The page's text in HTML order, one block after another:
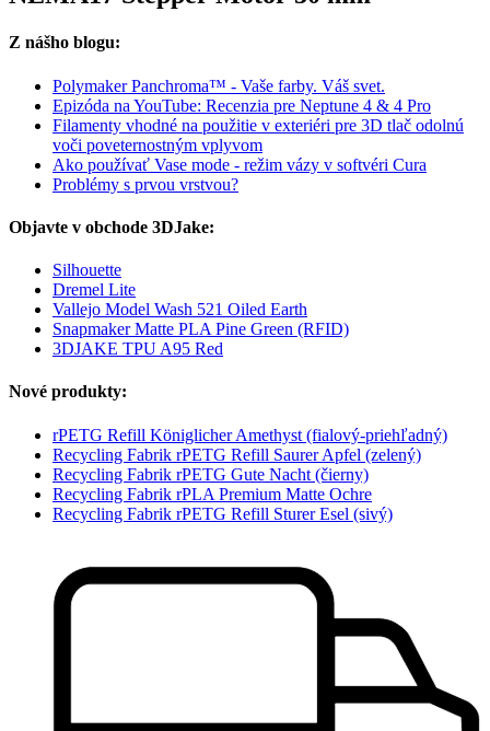
Z nášho blogu:
Polymaker Panchroma™ - Vaše farby. Váš svet.
Epizóda na YouTube: Recenzia pre Neptune 4 & 4 Pro
Filamenty vhodné na použitie v exteriéri pre 3D tlač odolnú
voči poveternostným vplyvom
Ako používať Vase mode - režim vázy v softvéri Cura
Problémy s prvou vrstvou?
Objavte v obchode 3DJake:
Silhouette
Dremel Lite
Vallejo Model Wash 521 Oiled Earth
Snapmaker Matte PLA Pine Green (RFID)
3DJAKE TPU A95 Red
Nové produkty:
rPETG Refill Königlicher Amethyst (fialový-priehľadný)
Recycling Fabrik rPETG Refill Saurer Apfel (zelený)
Recycling Fabrik rPETG Gute Nacht (čierny)
Recycling Fabrik rPLA Premium Matte Ochre
Recycling Fabrik rPETG Refill Sturer Esel (sivý)